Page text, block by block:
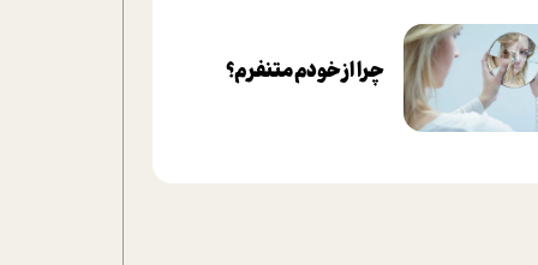
چرا از خودم متنفرم؟